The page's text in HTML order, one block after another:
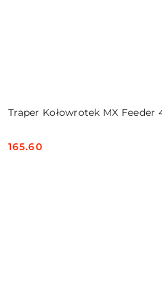
Traper Kołowrotek MX Feeder
Cena:
165.60